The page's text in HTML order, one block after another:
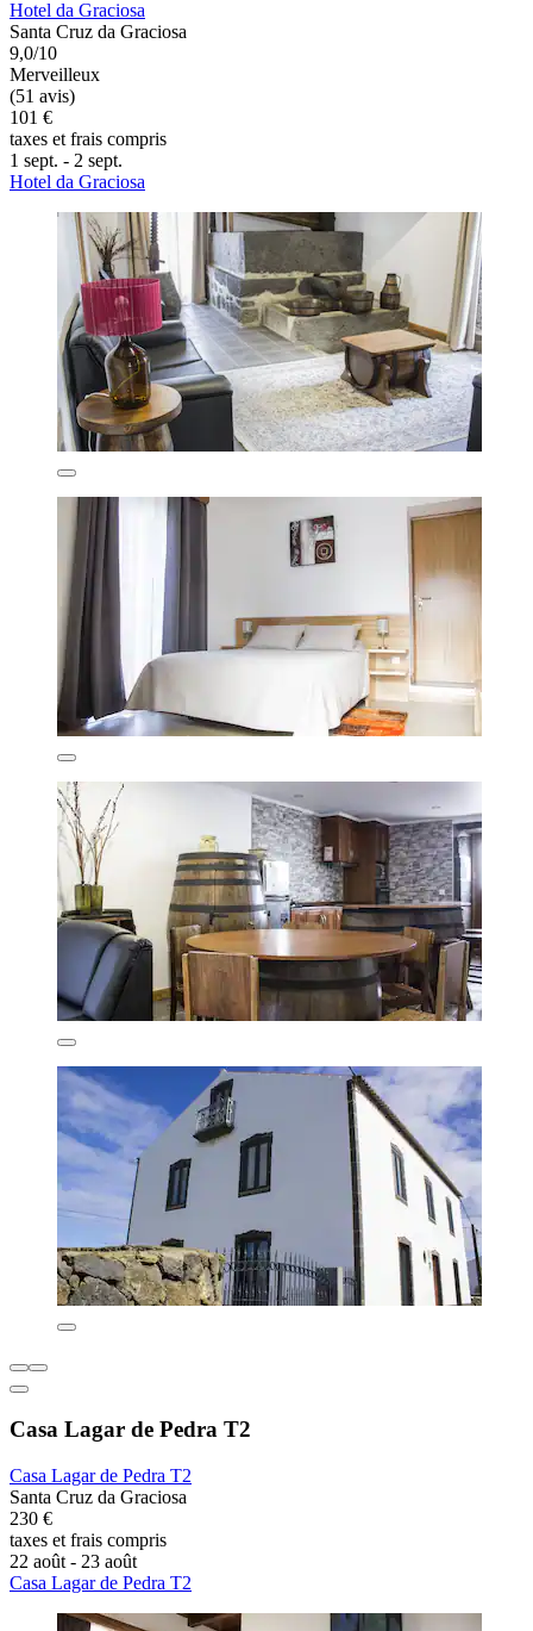
Hotel da Graciosa
Santa Cruz da Graciosa
9,0/10
Merveilleux
(51 avis)
101 €
taxes et frais compris
1 sept. - 2 sept.
Hotel da Graciosa
Casa Lagar de Pedra T2
Casa Lagar de Pedra T2
Santa Cruz da Graciosa
230 €
taxes et frais compris
22 août - 23 août
Casa Lagar de Pedra T2